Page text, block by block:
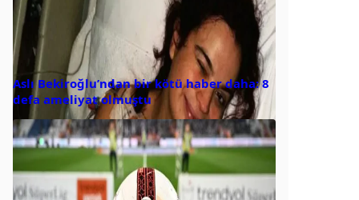
Aslı Bekiroğlu’ndan bir kötü haber daha: 8
defa ameliyat olmuştu